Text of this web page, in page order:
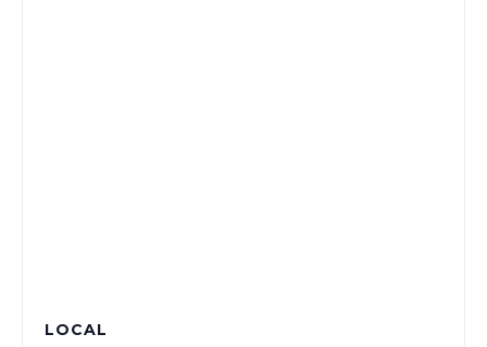
LOCAL